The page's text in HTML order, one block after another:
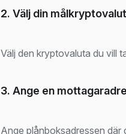
2. Välj din
Välj den kryptovaluta du vill
3. Ange en
Ange plånboksadressen